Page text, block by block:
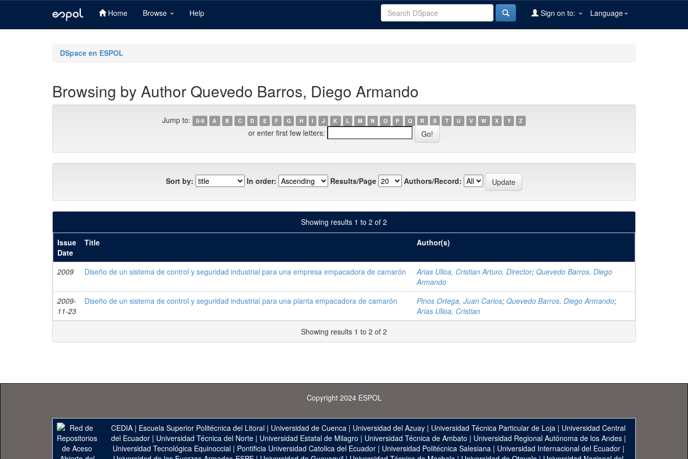
Home Browse Help Language
Sign on to:
DSpace en ESPOL
Browsing by Author Quevedo Barros, Diego Armando
Jump to: 0-9 A B C D E F G H I J K L M N O P Q R S T U V W X Y Z
or enter first few letters:
Sort by: In order: Results/Page Authors/Record:
Showing results 1 to 2 of 2
Issue
Date
Title Author(s)
2009 Diseño de un sistema de control y seguridad industrial para una empresa empacadora de camarón Arias Ulloa, Cristian Arturo, Director; Quevedo Barros, Diego
Armando
2009-
11-23
Diseño de un sistema de control y seguridad industrial para una planta empacadora de camarón Pinos Ortega, Juan Carlos; Quevedo Barros, Diego Armando;
Arias Ulloa, Cristian
Showing results 1 to 2 of 2
Copyright 2024 ESPOL
CEDIA | Escuela Superior Politécnica del Litoral | Universidad de Cuenca | Universidad del Azuay | Universidad Técnica Particular de Loja | Universidad Central
del Ecuador| Universidad Técnica del Norte| Universidad Estatal de Milagro | Universidad Técnica de Ambato | Universidad Regional Autónoma de los Andes|
Universidad Tecnológica Equinoccial| Pontificia Universidad Catolica del Ecuador| Universidad Politécnica Salesiana| Universidad Internacional del Ecuador|